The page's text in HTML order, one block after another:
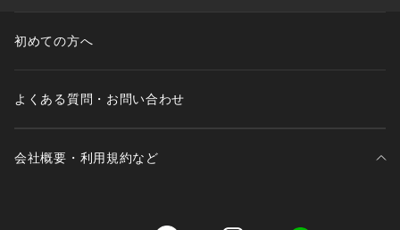
初めての方へ
よくある質問・お問い合わせ
会社概要・利用規約など